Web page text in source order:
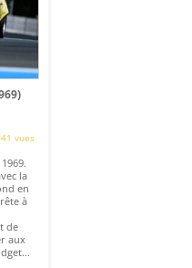
vues
la
en
à
de
aux